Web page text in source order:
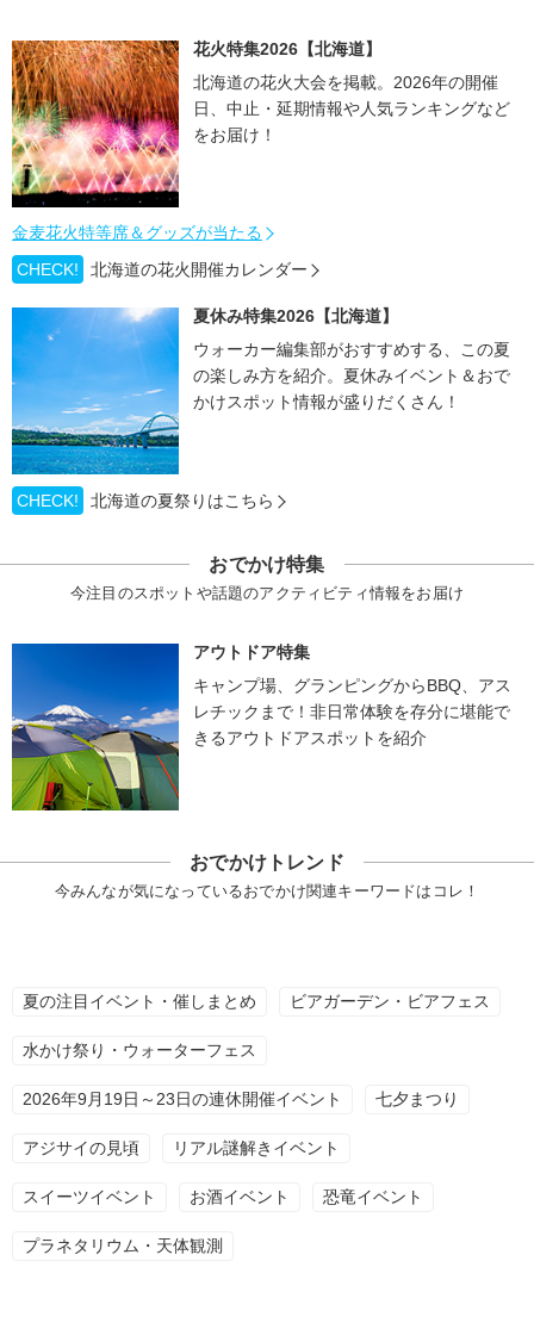
花火特集2026【北海道】
北海道の花火大会を掲載。2026年の開催
日、中止・延期情報や人気ランキングなど
をお届け！
金麦花火特等席＆グッズが当たる
CHECK!
北海道の花火開催カレンダー
夏休み特集2026【北海道】
ウォーカー編集部がおすすめする、この夏
の楽しみ方を紹介。夏休みイベント＆おで
かけスポット情報が盛りだくさん！
CHECK! 北海道の夏祭りはこちら
おでかけ特集
今注目のスポットや話題のアクティビティ情報をお届け
アウトドア特集
キャンプ場、グランピングからBBQ、アス
レチックまで！非日常体験を存分に堪能で
きるアウトドアスポットを紹介
おでかけトレンド
今みんなが気になっているおでかけ関連キーワードはコレ！
夏の注目イベント・催しまとめ ビアガーデン・ビアフェス
水かけ祭り・ウォーターフェス
2026年9月19日～23日の連休開催イベント 七夕まつり
アジサイの見頃 リアル謎解きイベント
スイーツイベント お酒イベント 恐竜イベント
プラネタリウム・天体観測